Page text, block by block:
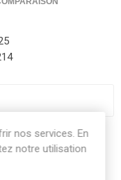
nos services. En
notre utilisation